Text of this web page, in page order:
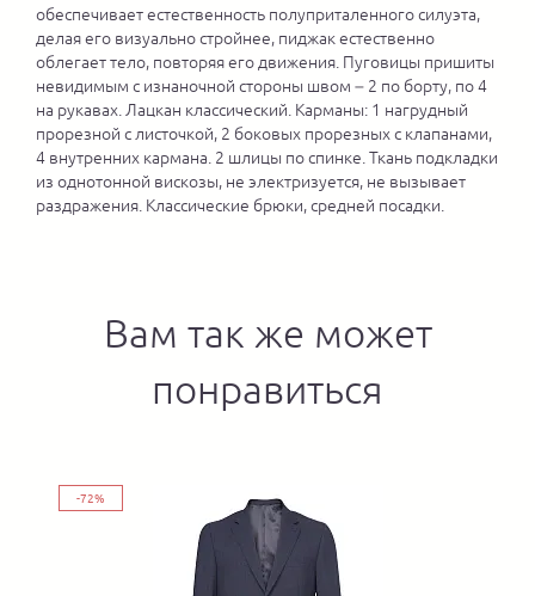
обеспечивает естественность полуприталенного силуэта,
делая его визуально стройнее, пиджак естественно
облегает тело, повторяя его движения. Пуговицы пришиты
невидимым с изнаночной стороны швом – 2 по борту, по 4
на рукавах. Лацкан классический. Карманы: 1 нагрудный
прорезной с листочкой, 2 боковых прорезных с клапанами,
4 внутренних кармана. 2 шлицы по спинке. Ткань подкладки
из однотонной вискозы, не электризуется, не вызывает
раздражения. Классические брюки, средней посадки.
Вам так же может
понравиться
-72%